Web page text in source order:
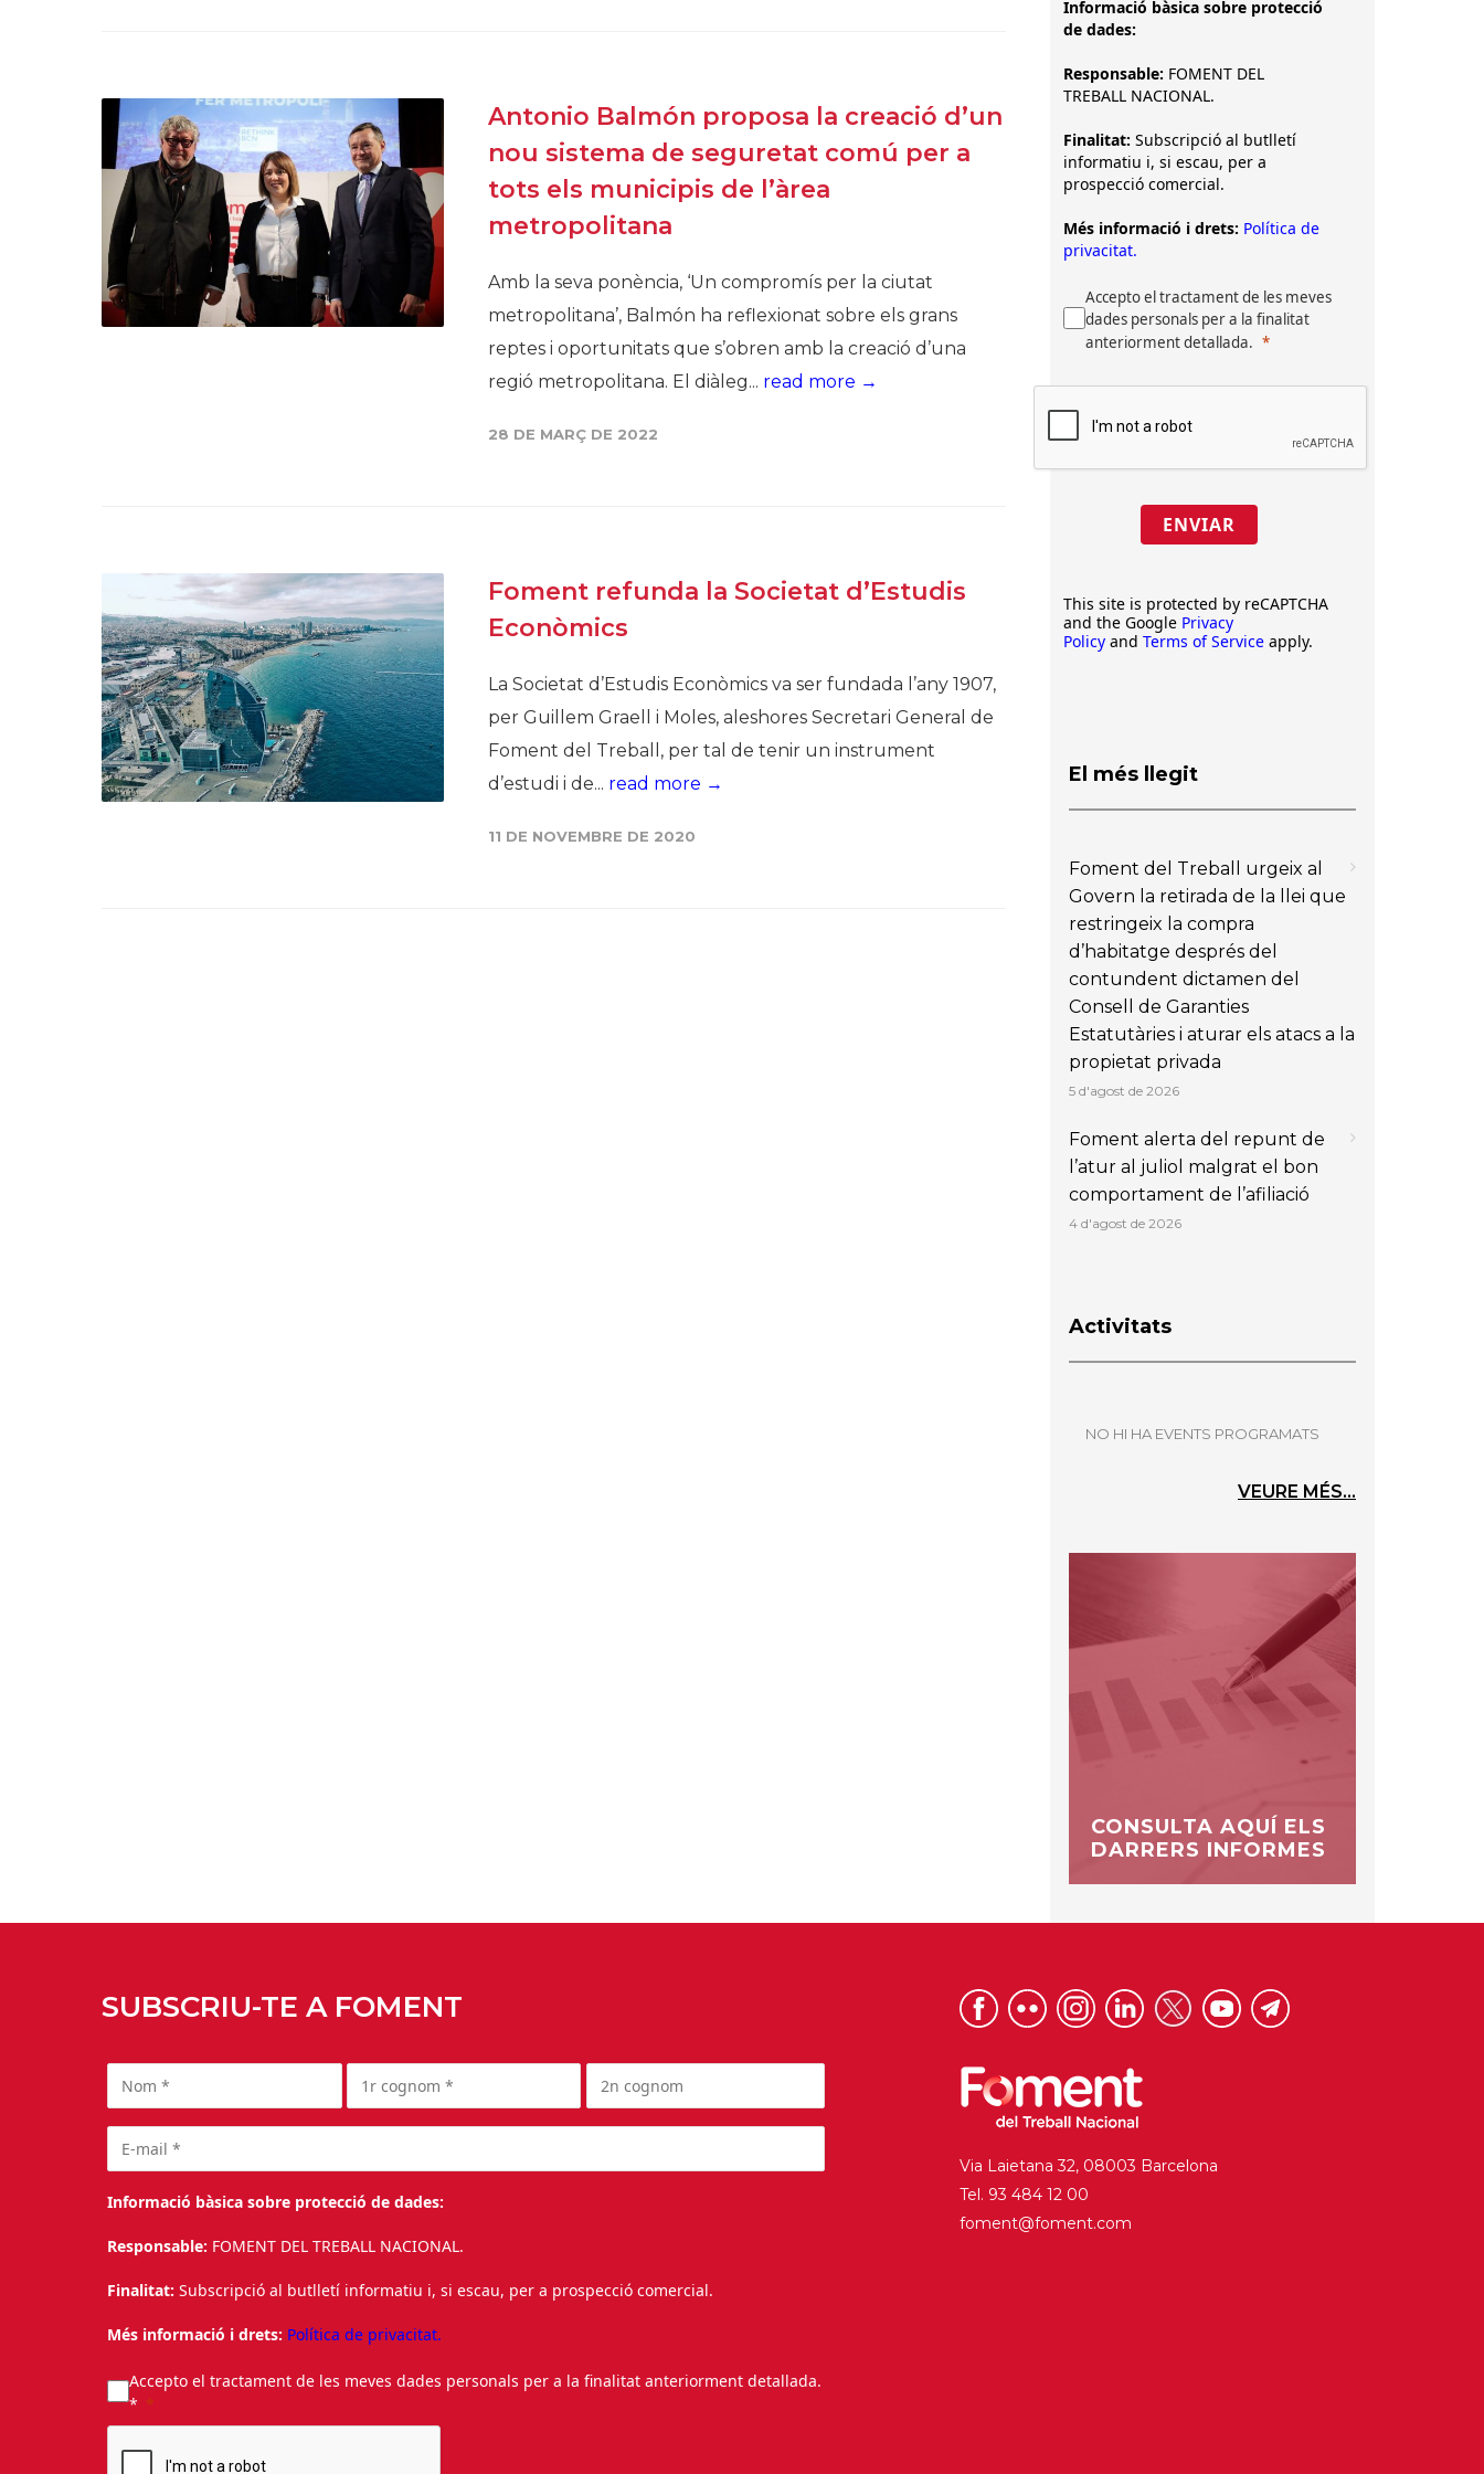
Antonio Balmón proposa la creació d’un
nou sistema de seguretat comú per a
tots els municipis de l’àrea
metropolitana
Amb la seva ponència, ‘Un compromís per la ciutat
metropolitana’, Balmón ha reflexionat sobre els grans
reptes i oportunitats que s’obren amb la creació d’una
regió metropolitana. El diàleg... read more →
28 DE MARÇ DE 2022
Foment refunda la Societat d’Estudis
Econòmics
La Societat d’Estudis Econòmics va ser fundada l’any 1907,
per Guillem Graell i Moles, aleshores Secretari General de
Foment del Treball, per tal de tenir un instrument
d’estudi i de... read more →
11 DE NOVEMBRE DE 2020
Informació bàsica sobre protecció
de dades:
Responsable: FOMENT DEL
TREBALL NACIONAL.
Finalitat: Subscripció al butlletí
informatiu i, si escau, per a
prospecció comercial.
Més informació i drets: Política de
privacitat.
Accepto el tractament de les meves
dades personals per a la finalitat
anteriorment detallada.
ENVIAR
This site is protected by reCAPTCHA
and the Google Privacy
Policy and Terms of Service apply.
El més llegit
Foment del Treball urgeix al
Govern la retirada de la llei que
restringeix la compra
d’habitatge després del
contundent dictamen del
Consell de Garanties
Estatutàries i aturar els atacs a la
propietat privada
5 d'agost de 2026
Foment alerta del repunt de
l’atur al juliol malgrat el bon
comportament de l’afiliació
4 d'agost de 2026
Activitats
NO HI HA EVENTS PROGRAMATS
VEURE MÉS...
CONSULTA AQUÍ ELS
DARRERS INFORMES
SUBSCRIU-TE A FOMENT
Informació bàsica sobre protecció de dades:
Responsable: FOMENT DEL TREBALL NACIONAL.
Finalitat: Subscripció al butlletí informatiu i, si escau, per a prospecció comercial.
Més informació i drets: Política de privacitat.
Accepto el tractament de les meves dades personals per a la finalitat anteriorment detallada.
*
Via Laietana 32, 08003 Barcelona
Tel. 93 484 12 00
foment@foment.com